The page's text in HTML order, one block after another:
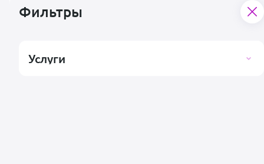
Фильтры
Услуги
Специалистам